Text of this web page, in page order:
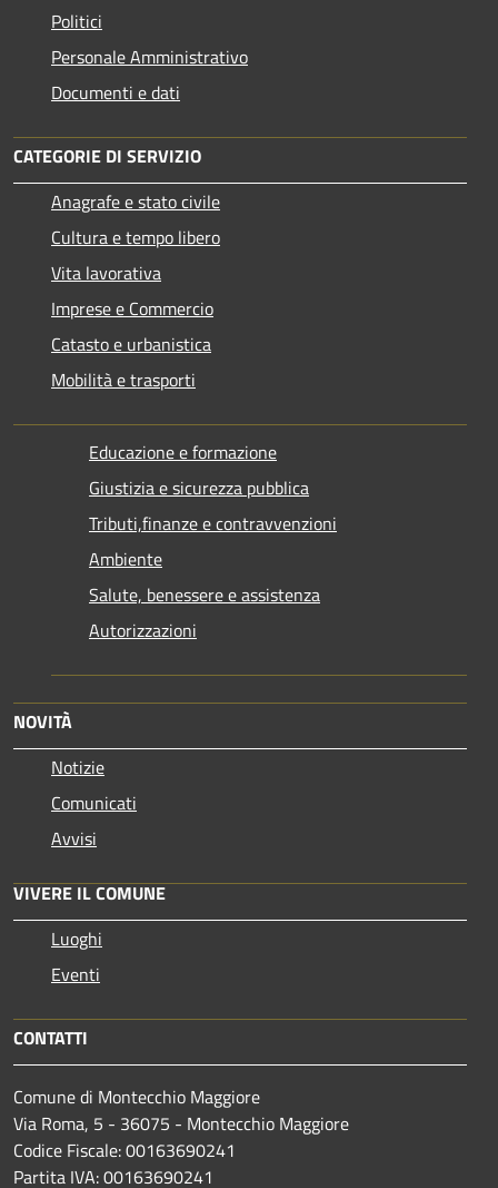
Politici
Personale Amministrativo
Documenti e dati
CATEGORIE DI SERVIZIO
Anagrafe e stato civile
Cultura e tempo libero
Vita lavorativa
Imprese e Commercio
Catasto e urbanistica
Mobilità e trasporti
Educazione e formazione
Giustizia e sicurezza pubblica
Tributi,finanze e contravvenzioni
Ambiente
Salute, benessere e assistenza
Autorizzazioni
NOVITÀ
Notizie
Comunicati
Avvisi
VIVERE IL COMUNE
Luoghi
Eventi
CONTATTI
Comune di Montecchio Maggiore
Via Roma, 5 - 36075 - Montecchio Maggiore
Codice Fiscale: 00163690241
Partita IVA: 00163690241